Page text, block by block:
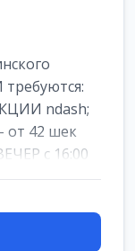
ndash;
42 шек
с 16:00